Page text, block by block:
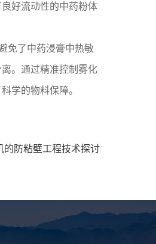
好流动性的中药粉体
免了中药浸膏中热敏
。通过精准控制雾化
学的物料保障。
的防粘壁工程技术探讨